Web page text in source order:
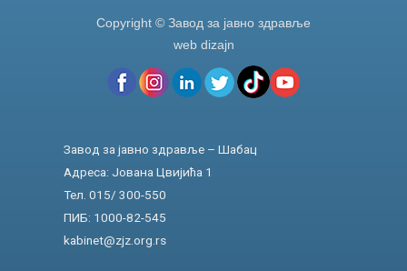
Copyright © Завод за јавно здравље
web dizajn
Завод за јавно здравље – Шабац
Адреса: Јована Цвијића 1
Тел. 015/ 300-550
ПИБ: 1000-82-545
kabinet@zjz.org.rs